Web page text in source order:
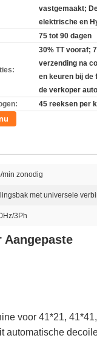
vastgemaakt;
elektrische en
75 tot 90 dagen
30% TT vooraf;
verzending na
en keuren bij de
de verkoper
45 reeksen per
min zonodig
met universele
3Ph
Aangepaste
voor 41*21,
automatische